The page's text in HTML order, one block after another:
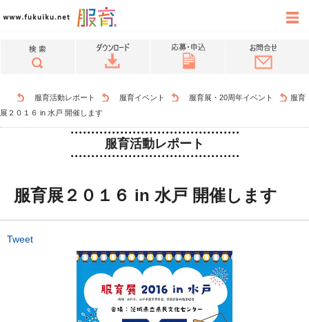
服育活動レポート 服育イベント 服育展・20周年イベント
服育
展２０１６ in 水戸 開催します
服育活動レポート
服育展２０１６ in 水戸 開催します
Tweet